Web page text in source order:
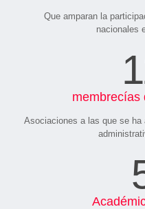
Que amparan la
nacionales
membrecías
Asociaciones a las que se ha